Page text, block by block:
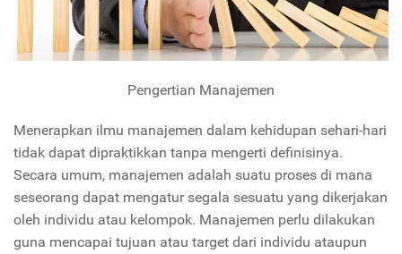
Pengertian Manajemen
Menerapkan ilmu manajemen dalam kehidupan sehari-hari
tidak dapat dipraktikkan tanpa mengerti definisinya.
Secara umum, manajemen adalah suatu proses di mana
seseorang dapat mengatur segala sesuatu yang dikerjakan
oleh individu atau kelompok. Manajemen perlu dilakukan
guna mencapai tujuan atau target dari individu ataupun